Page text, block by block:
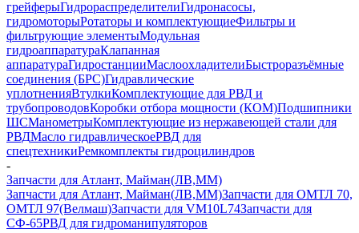
грейферыГидрораспределителиГидронасосы,
гидромоторыРотаторы и комплектующиеФильтры и
фильтрующие элементыМодульная
гидроаппаратураКлапанная
аппаратураГидростанцииМаслоохладителиБыстроразъёмные
соединения (БРС)Гидравлические
уплотненияВтулкиКомплектующие для РВД и
трубопроводовКоробки отбора мощности (КОМ)Подшипники
ШСМанометрыКомплектующие из нержавеющей стали для
РВДМасло гидравлическоеРВД для
спецтехникиРемкомплекты гидроцилиндров
-
Запчасти для Атлант, Майман(ЛВ,ММ)
Запчасти для Атлант, Майман(ЛВ,ММ)Запчасти для ОМТЛ 70,
ОМТЛ 97(Велмаш)Запчасти для VM10L74Запчасти для
СФ-65РВД для гидроманипуляторов